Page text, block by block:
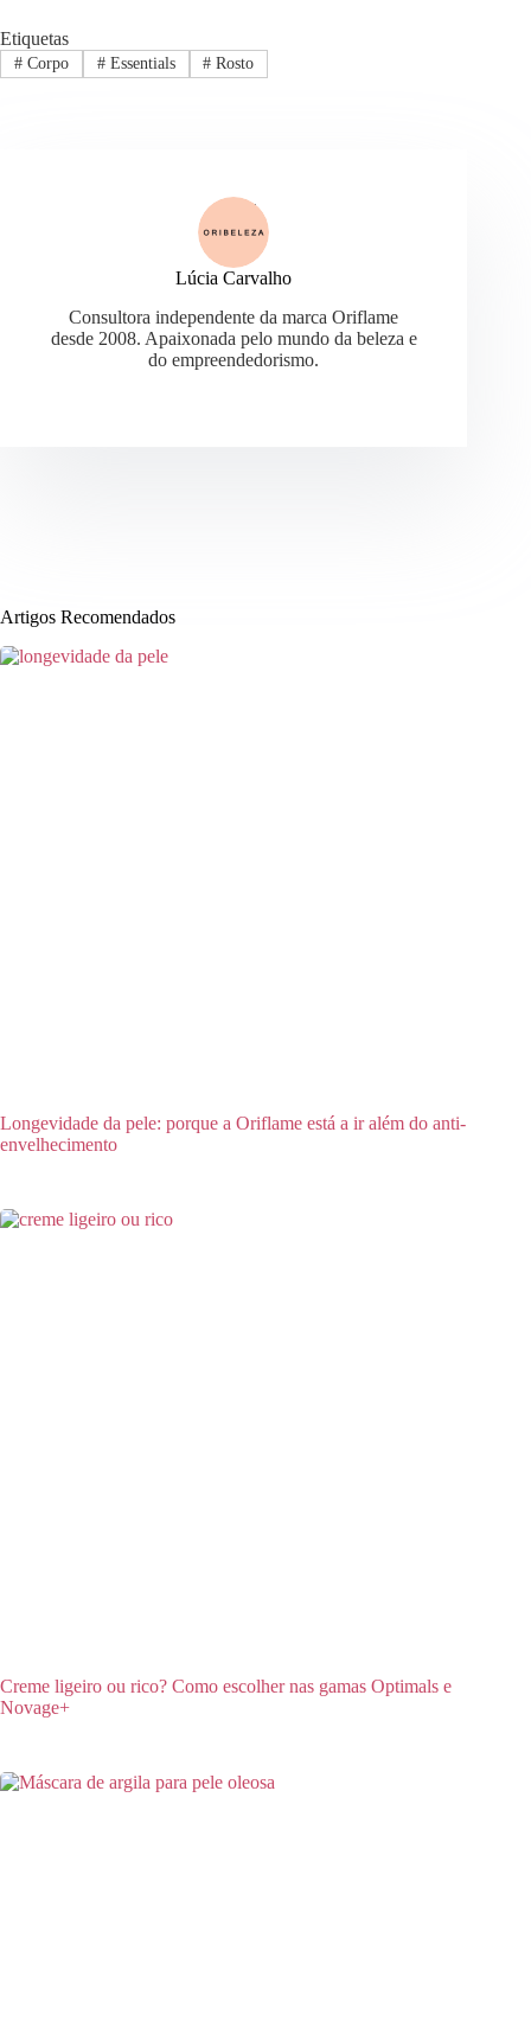
Etiquetas
#Corpo #Essentials # Rosto
Lúcia Carvalho
Consultora independente da marca Oriflame
desde 2008. Apaixonada pelo mundo da beleza e
do empreendedorismo.
Artigos Recomendados
Longevidade da pele: porque a Oriflame está a ir além do anti-
envelhecimento
Creme ligeiro ou rico? Como escolher nas gamas Optimals e
Novage+